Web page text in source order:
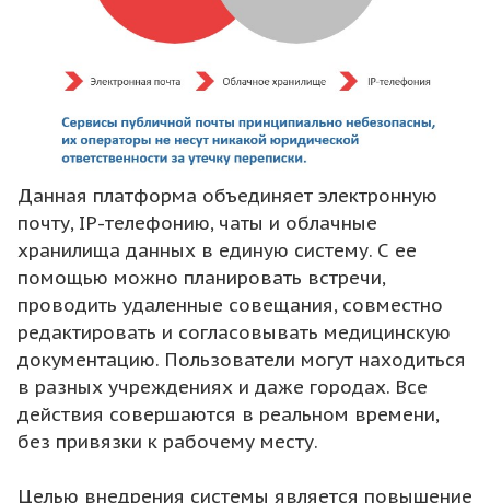
Данная платформа объединяет электронную
почту, IP-телефонию, чаты и облачные
хранилища данных в единую систему. С ее
помощью можно планировать встречи,
проводить удаленные совещания, совместно
редактировать и согласовывать медицинскую
документацию. Пользователи могут находиться
в разных учреждениях и даже городах. Все
действия совершаются в реальном времени,
без привязки к рабочему месту.
Целью внедрения системы является повышение